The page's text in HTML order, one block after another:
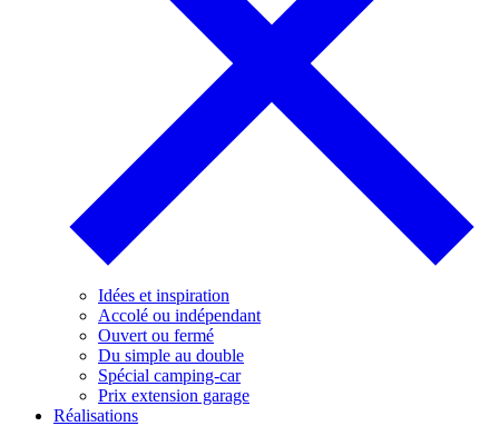
Idées et inspiration
Accolé ou indépendant
Ouvert ou fermé
Du simple au double
Spécial camping-car
Prix extension garage
Réalisations